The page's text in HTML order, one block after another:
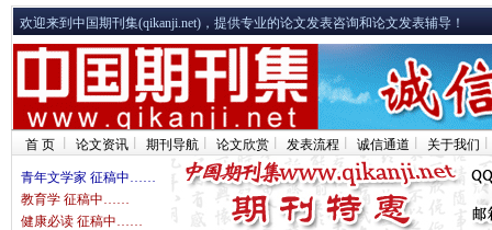
欢迎来到中国期刊集(qikanji.net)，提供专业的论文发表咨询和论文发表辅导！
首 页 论文资讯 期刊导航 论文欣赏 发表流程 诚信通道 关于我们
青年文学家 征稿中……
教育学 征稿中……
健康必读 征稿中……